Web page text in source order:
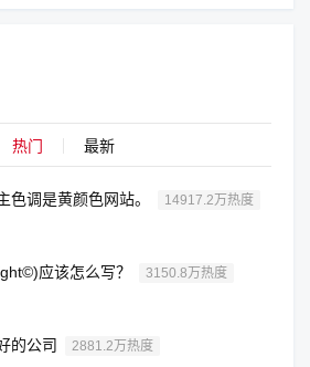
热门 最新
色调是黄颜色网站。 14917.2万热度
应该怎么写？ 3150.8万热度
的公司 2881.2万热度